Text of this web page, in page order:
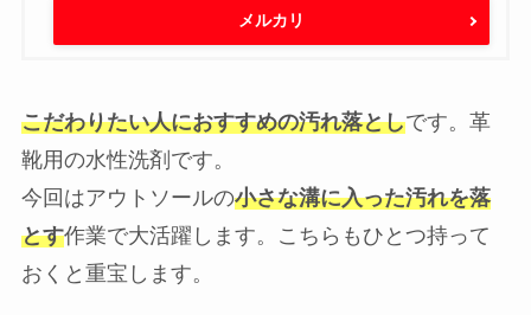
メルカリ
こだわりたい人におすすめの汚れ落としです。革
靴用の水性洗剤です。
今回はアウトソールの小さな溝に入った汚れを落
とす作業で大活躍します。こちらもひとつ持って
おくと重宝します。